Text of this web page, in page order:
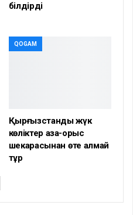
білдірді
QOGAM
Қырғызстандық жүк
көліктер қазақ-орыс
шекарасынан өте алмай
тұр